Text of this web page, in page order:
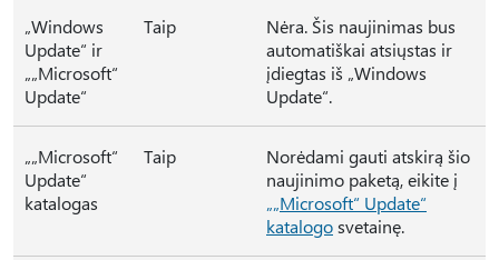
„Windows
Update“ ir
„„Microsoft“
Update“
Taip
Nėra. Šis naujinimas bus
automatiškai atsiųstas ir
įdiegtas iš „Windows
Update“.
„„Microsoft“
Update“
katalogas
Taip
Norėdami gauti atskirą šio
naujinimo paketą, eikite į
„„Microsoft“ Update“
katalogosvetainę.